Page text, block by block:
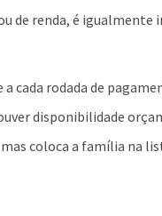
de renda, é igualmente
cada rodada de
disponibilidade
coloca a família na